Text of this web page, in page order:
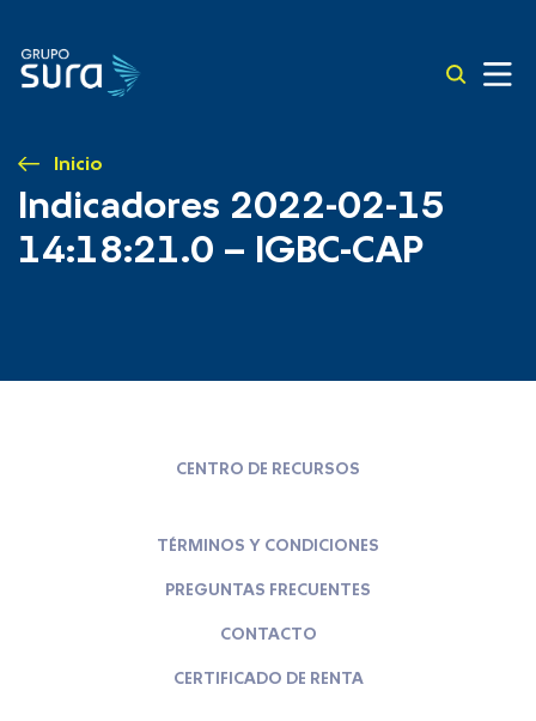
Inicio
Indicadores 2022-02-15
14:18:21.0 – IGBC-CAP
CENTRO DE RECURSOS
TÉRMINOS Y CONDICIONES
PREGUNTAS FRECUENTES
CONTACTO
CERTIFICADO DE RENTA